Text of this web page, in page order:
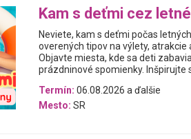
Kam s deťmi cez
Neviete, kam s deťmi počas
overených tipov na výlety, atrakcie
Objavte miesta, kde sa deti
prázdninové spomienky. Inšpirujte
Termín: 06.08.2026 a ďalšie
Mesto: SR